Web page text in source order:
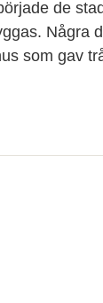
de
Några
som gav